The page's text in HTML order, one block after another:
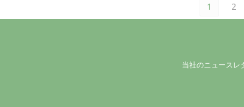
1 2
当社のニュースレ